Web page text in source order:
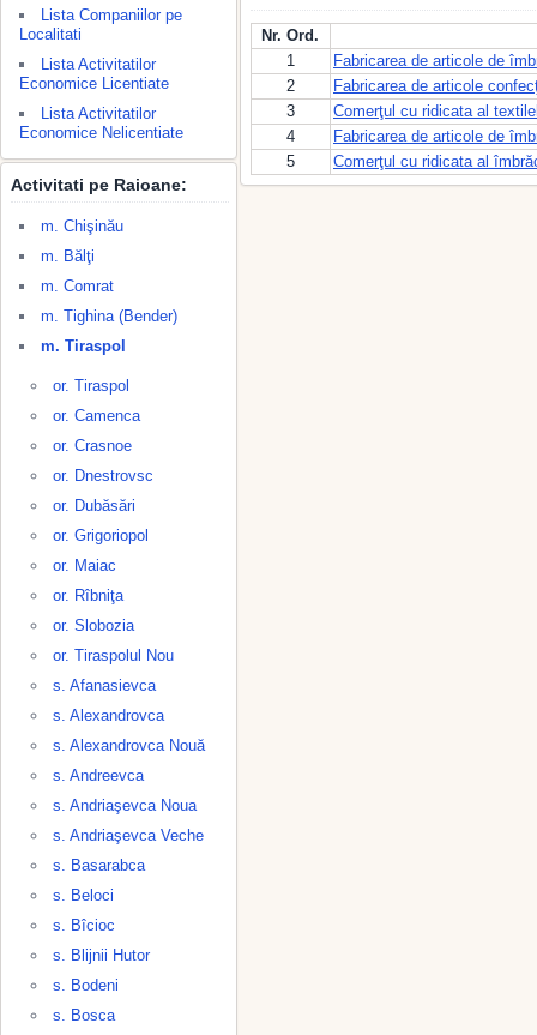
Lista Companiilor pe
Localitati
Lista Activitatilor
Economice Licentiate
Lista Activitatilor
Economice Nelicentiate
Activitati pe Raioane:
m. Chişinău
m. Bălţi
m. Comrat
m. Tighina (Bender)
m. Tiraspol
or. Tiraspol
or. Camenca
or. Crasnoe
or. Dnestrovsc
or. Dubăsări
or. Grigoriopol
or. Maiac
or. Rîbniţa
or. Slobozia
or. Tiraspolul Nou
s. Afanasievca
s. Alexandrovca
s. Alexandrovca Nouă
s. Andreevca
s. Andriaşevca Noua
s. Andriaşevca Veche
s. Basarabca
s. Beloci
s. Bîcioc
s. Blijnii Hutor
s. Bodeni
s. Bosca
Nr. Ord.
1
Fabricarea de articole de
2
Fabricarea de articole
3
Comerţul cu ridicata al
4
Fabricarea de articole de
5
Comerţul cu ridicata al